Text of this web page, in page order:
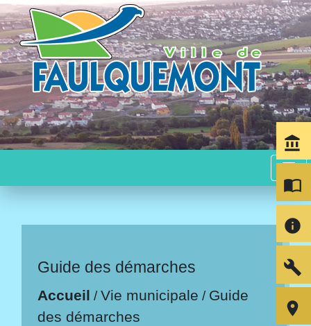
menu
Guide des démarches
Accueil /Vie municipale / Guide
des démarches
account_balance
import_contacts
info
build
room